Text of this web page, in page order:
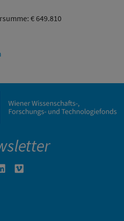
€ 649.810
Linkedin in neuem Fenster öffnen